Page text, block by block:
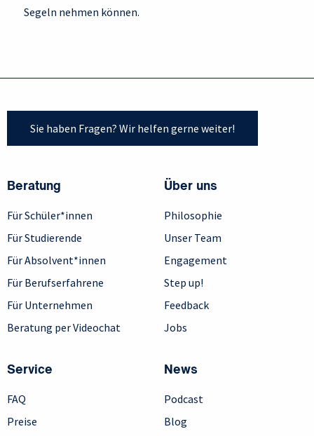
Segeln nehmen können.
Sie haben Fragen? Wir helfen gerne weiter!
Beratung
Für Schüler*innen
Für Studierende
Für Absolvent*innen
Für Berufserfahrene
Für Unternehmen
Beratung per Videochat
Über uns
Philosophie
Unser Team
Engagement
Step up!
Feedback
Jobs
Service
FAQ
Preise
News
Podcast
Blog